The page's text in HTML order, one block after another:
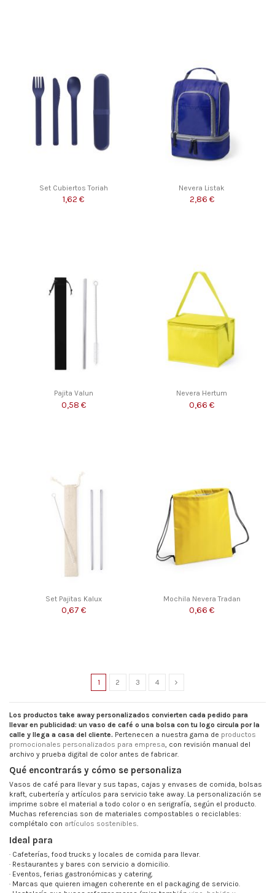
Set Cubiertos Toriah
1,62 €
Nevera Listak
2,86 €
Pajita Valun
0,58 €
Nevera Hertum
0,66 €
Set Pajitas Kalux
0,67 €
Mochila Nevera Tradan
0,66 €
1 2 3 4
Los productos take away personalizados convierten cada pedido para
llevar en publicidad: un vaso de café o una bolsa con tu logo circula por la
calle y llega a casa del cliente. Pertenecen a nuestra gama de productos
promocionales personalizados para empresa, con revisión manual del
archivo y prueba digital de color antes de fabricar.
Qué encontrarás y cómo se personaliza
Vasos de café para llevar y sus tapas, cajas y envases de comida, bolsas
kraft, cubertería y artículos para servicio take away. La personalización se
imprime sobre el material a todo color o en serigrafía, según el producto.
Muchas referencias son de materiales compostables o reciclables:
complétalo con artículos sostenibles.
Ideal para
· Cafeterías, food trucks y locales de comida para llevar.
· Restaurantes y bares con servicio a domicilio.
· Eventos, ferias gastronómicas y catering.
· Marcas que quieren imagen coherente en el packaging de servicio.